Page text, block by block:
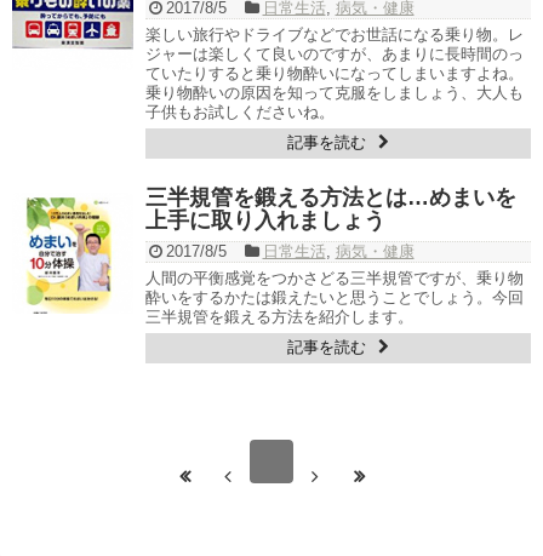
2017/8/5 日常生活, 病気・健康
楽しい旅行やドライブなどでお世話になる乗り物。レ
ジャーは楽しくて良いのですが、あまりに長時間のっ
ていたりすると乗り物酔いになってしまいますよね。
乗り物酔いの原因を知って克服をしましょう、大人も
子供もお試しくださいね。
記事を読む
三半規管を鍛える方法とは…めまいを
上手に取り入れましょう
2017/8/5 日常生活, 病気・健康
人間の平衡感覚をつかさどる三半規管ですが、乗り物
酔いをするかたは鍛えたいと思うことでしょう。今回
三半規管を鍛える方法を紹介します。
記事を読む